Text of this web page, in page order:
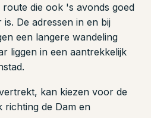
die ook 's avonds goed
De adressen in en bij
een langere wandeling
liggen in een aantrekkelijk
kan kiezen voor de
richting de Dam en